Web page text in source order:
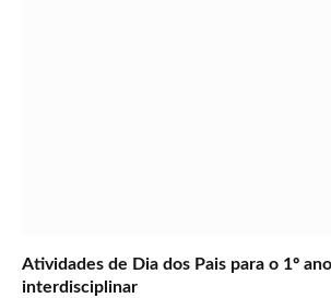
Atividades de Dia dos Pais para o 1º
interdisciplinar